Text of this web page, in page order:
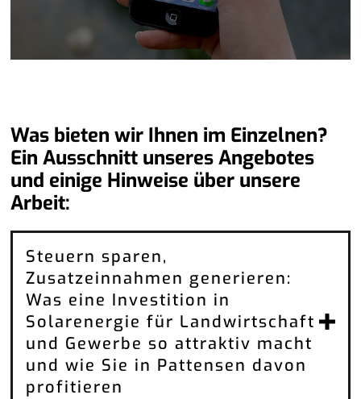
Was bieten wir Ihnen im Einzelnen?
Ein Ausschnitt unseres Angebotes
und einige Hinweise über unsere
Arbeit:
Steuern sparen,
Zusatzeinnahmen generieren:
Was eine Investition in
Solarenergie für Landwirtschaft
und Gewerbe so attraktiv macht
und wie Sie in Pattensen davon
profitieren